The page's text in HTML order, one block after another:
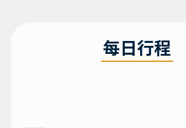
每日行程